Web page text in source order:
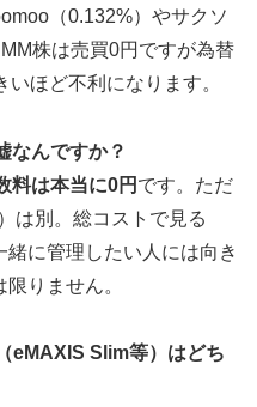
（0.132%）やサクソ
株は売買0円ですが為替
ほど不利になります。
なんですか？
料は本当に0円 です。ただ
は別。総コストで見る
に管理したい人には向き
りません。
eMAXIS Slim等）はどち